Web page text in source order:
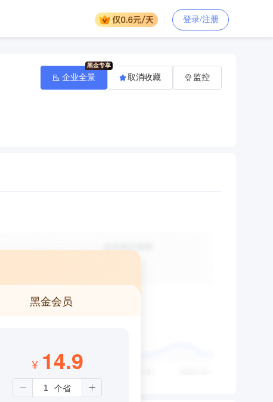
登录/注册
企业全景 取消收藏 监控
黑金会员
¥ 14.9